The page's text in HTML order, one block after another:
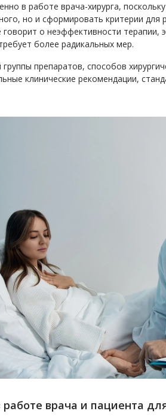
в работе врача-хирурга,
но и сформировать критерии
о неэффективности терапии,
более радикальных мер.
препаратов, способов
клинические рекомендации,
врача и пациента